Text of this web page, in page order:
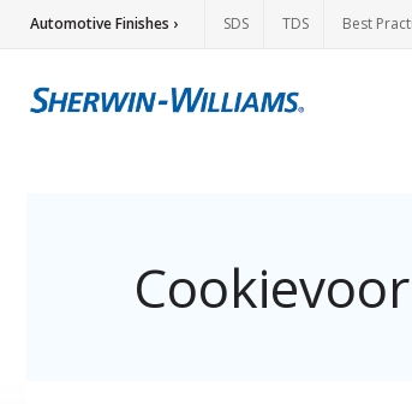
Automotive Finishes › SDS TDS Best